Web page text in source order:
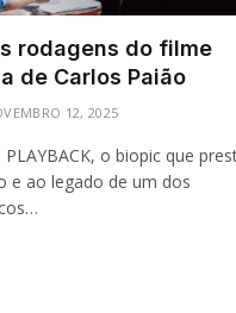
rodagens do filme
de Carlos Paião
12, 2025
o biopic que
e ao legado de um dos